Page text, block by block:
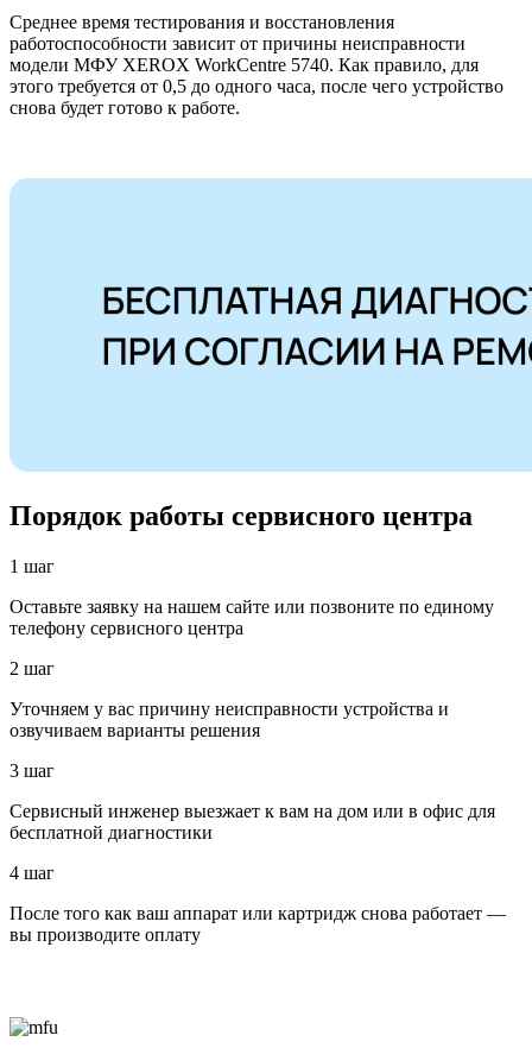
Среднее время тестирования и восстановления
работоспособности зависит от причины неисправности
модели МФУ XEROX WorkCentre 5740. Как правило, для
этого требуется от 0,5 до одного часа, после чего устройство
снова будет готово к работе.
Порядок работы сервисного центра
1 шаг
Оставьте заявку на нашем сайте или позвоните по единому
телефону сервисного центра
2 шаг
Уточняем у вас причину неисправности устройства и
озвучиваем варианты решения
3 шаг
Сервисный инженер выезжает к вам на дом или в офис для
бесплатной диагностики
4 шаг
После того как ваш аппарат или картридж снова работает —
вы производите оплату